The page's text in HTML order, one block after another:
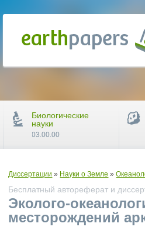
Диссертации » Науки о Земле »
Бесплатный автореферат и
Эколого-
месторождений
Биологические
науки
03.00.00